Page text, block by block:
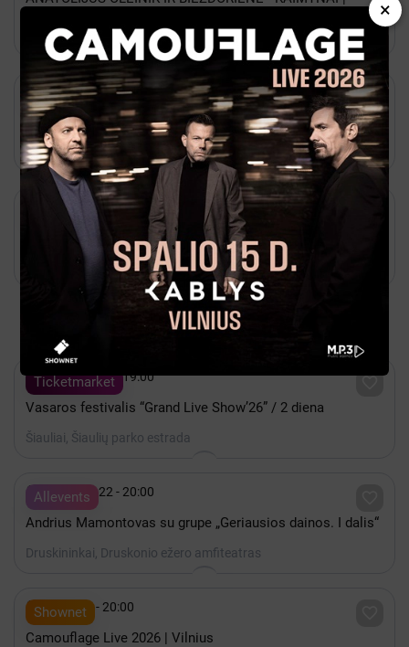
Ukmergė, Ukmergės kultūros centras
Bilietai 
Gruodis 05 - 15:00
TAI BENT KONCERTAS - spektaklis visai šeimai | Ukmergė
Ukmergė, Ukmergės kultūros centras
Bilietai
Spalis 25 - 12:00
Interaktyvus spektaklis vaikams "Šunyčiai
kompiuteriniame žaidime" | Ukmergė
Ukmergė, Ukmergės kultūros centras
Populiariausi renginiai Visa Lietuva
Ticketmarket 
Rugpjūtis 08 - 19:00
Vasaros festivalis “Grand Live Show’26” / 2 diena
Šiauliai, Šiaulių parko estrada
Allevents
 Rugpjūtis 22 - 20:00
Andrius Mamontovas su grupe „Geriausios dainos. I dalis“
Druskininkai, Druskonio ežero amfiteatras
Shownet
 Spalis 15 - 20:00
Camouflage Live 2026 | Vilnius
×